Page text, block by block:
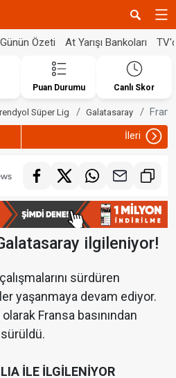
Günün Özeti At Yarışı Bankoları
Puan Durumu Canlı Skor
Süper Lig Galatasaray
İleri
ilgileniyor!
sürdüren
yaşanmaya devam ediyor.
olarak Fransa basınından
İLE İLGİLENİYOR